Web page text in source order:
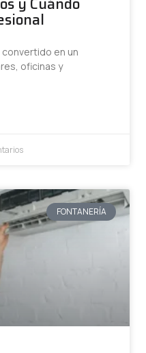
en un
oficinas y
FONTANERÍA